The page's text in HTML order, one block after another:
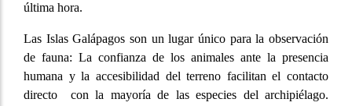
última hora.
Las Islas Galápagos son un lugar único para la observación
de fauna: La confianza de los animales ante la presencia
humana y la accesibilidad del terreno facilitan el contacto
directo con la mayoría de las especies del archipiélago.